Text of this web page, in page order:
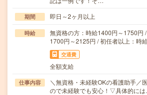
期間 即日～2ヶ月以上
時給
無資格の方：時給1400円～1750円
1700円～2125円 / 初任者以上：時
交通費
全額支給
仕事内容
＼無資格・未経験OKの看護助手／
ので未経験でも安心！▽具体的に